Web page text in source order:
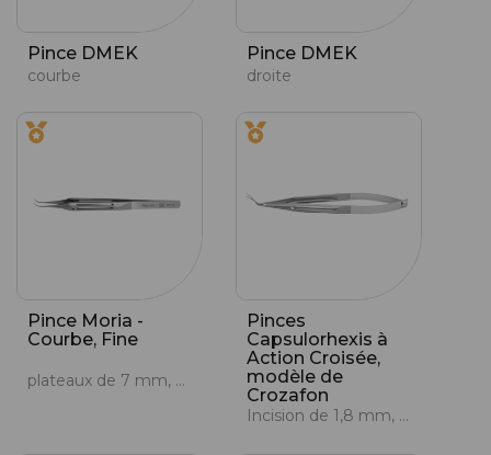
Pince DMEK
courbe
Pince DMEK
droite
Pince Moria -
Courbe, Fine
plateaux de 7 mm, courbe, 10/0, fine
Pinces
Capsulorhexis à
Action Croisée,
modèle de
Crozafon
Incision de 1,8 mm, action croisée